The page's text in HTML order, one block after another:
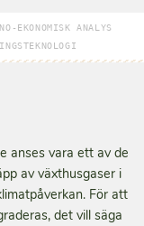
EKONOMISK ANALYS
anses vara ett av de
av växthusgaser i
För att
det vill säga